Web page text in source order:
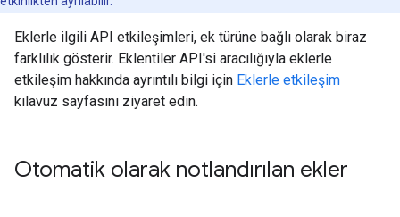
Eklerle ilgili API etkileşimleri, ek türüne bağlı olarak biraz
farklılık gösterir. Eklentiler API'si aracılığıyla eklerle
etkileşim hakkında ayrıntılı bilgi için Eklerle etkileşim
kılavuz sayfasını ziyaret edin.
Otomatik olarak notlandırılan ekler